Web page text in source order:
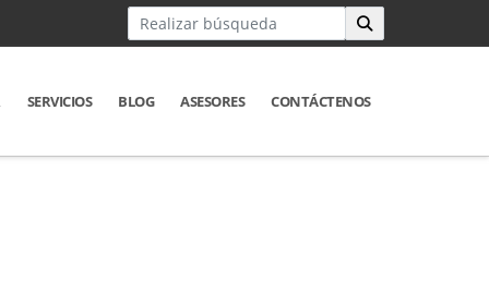
SERVICIOS BLOG ASESORES CONTÁCTENOS